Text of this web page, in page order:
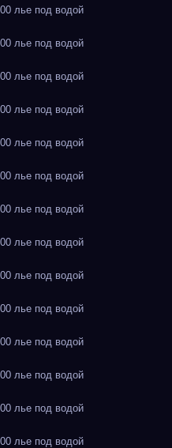
лье под водой
лье под водой
лье под водой
лье под водой
лье под водой
лье под водой
лье под водой
лье под водой
лье под водой
лье под водой
лье под водой
лье под водой
лье под водой
лье под водой